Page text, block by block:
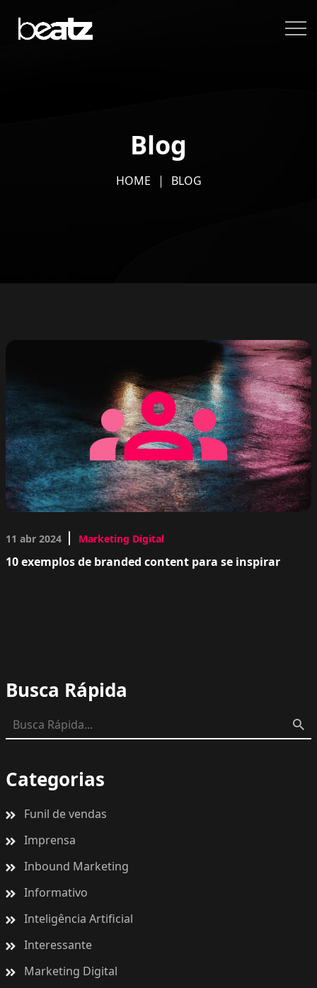
Blog
HOME BLOG
11 abr 2024 Marketing Digital
10 exemplos de branded content para se inspirar
Busca Rápida
Categorias
Funil de vendas
Imprensa
Inbound Marketing
Informativo
Inteligência Artificial
Interessante
Marketing Digital